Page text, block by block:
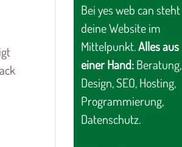
Bei yes web can steht
deine Website im
Mittelpunkt.Alles aus
einer Hand:Beratung,
Design, SEO, Hosting,
Programmierung,
Datenschutz.